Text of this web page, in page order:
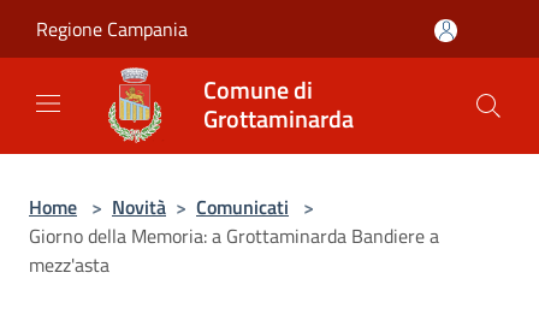
Regione Campania
Comune di
Grottaminarda
Home > Novità > Comunicati >
Giorno della Memoria: a Grottaminarda Bandiere a
mezz'asta